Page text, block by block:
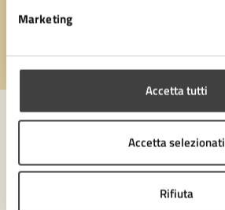
Marketing
Accetta tutti
Accetta selezionati
Rifiuta
pagina?
Valuta 5 stelle su 5
Valuta 4 stelle su 5
Valuta 3 stelle su 5
Valuta 2 stelle su 5
Valuta 1 stelle su 5
Leggi le domande frequenti